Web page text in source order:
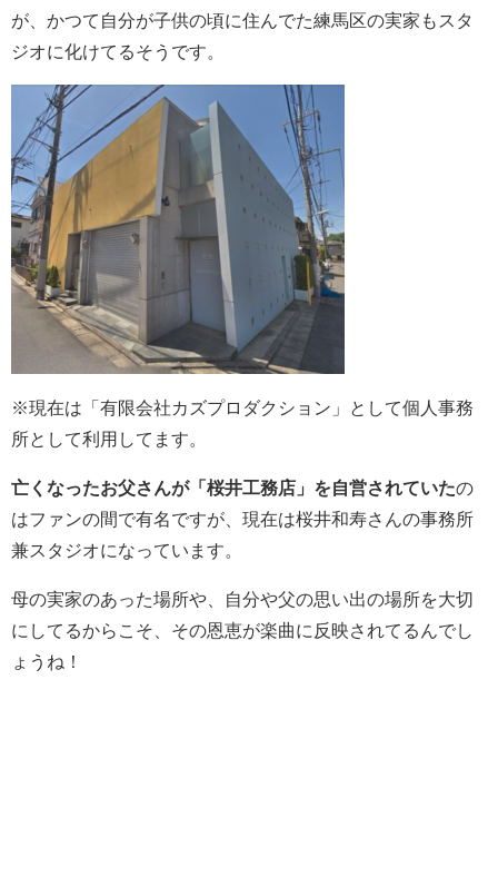
が、かつて自分が子供の頃に住んでた練馬区の実家もスタ
ジオに化けてるそうです。
※現在は「有限会社カズプロダクション」として個人事務
所として利用してます。
亡くなったお父さんが「桜井工務店」を自営されていたの
はファンの間で有名ですが、現在は桜井和寿さんの事務所
兼スタジオになっています。
母の実家のあった場所や、自分や父の思い出の場所を大切
にしてるからこそ、その恩恵が楽曲に反映されてるんでし
ょうね！